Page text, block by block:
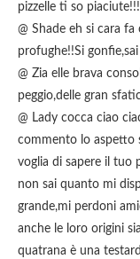
pizzelle ti so
@ Shade eh si cara
profughe!!Si
@ Zia elle brava
peggio,delle gran
@ Lady cocca ciao
commento lo aspetto
voglia di sapere il tuo
non sai quanto mi
grande,mi perdoni
anche le loro origini
quatrana è una